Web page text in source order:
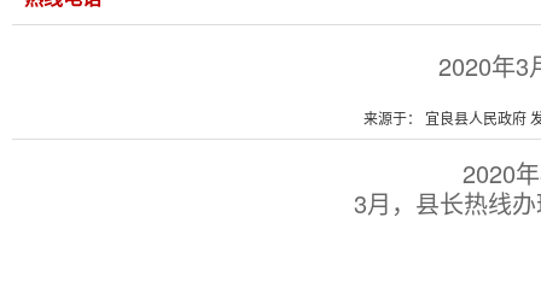
2020年3
来源于： 宜良县人民政府
2020
3月，县长热线